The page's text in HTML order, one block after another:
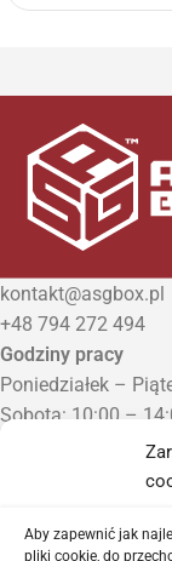
Aby zapewnić jak
pliki cookie, do
kontakt@asgbox.pl
+48 794 272 494
Godziny pracy
Poniedziałek –
Sobota: 10:00 –
Niedziela:
Punkt Odbioru
Proszę o